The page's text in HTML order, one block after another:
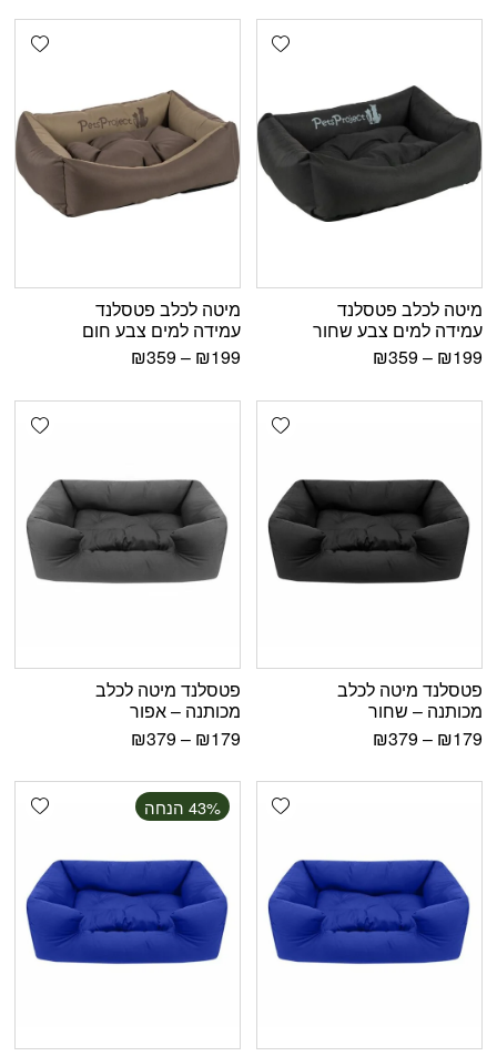
Add wishlist
מיטה לכלב פטסלנד
עמידה למים צבע שחור
₪199
–
₪359
מיטה לכלב פטסלנד
עמידה למים צבע חום
₪199
–
₪359
Add wishlist
פטסלנד מיטה לכלב
מכותנה – שחור
₪179
–
₪379
פטסלנד מיטה לכלב
מכותנה – אפור
₪179
–
₪379
Add wishlist
‫43% הנחה